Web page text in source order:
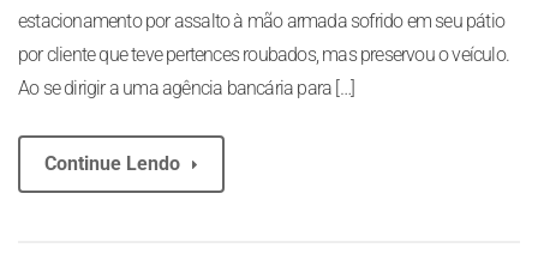
estacionamento por assalto à mão armada sofrido em seu pátio
por cliente que teve pertences roubados, mas preservou o veículo.
Ao se dirigir a uma agência bancária para […]
Continue Lendo